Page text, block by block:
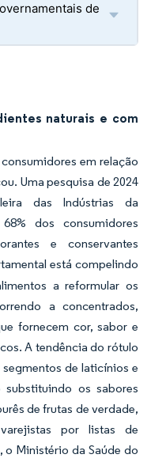
de
naturais e com
em relação
Uma pesquisa de 2024
das Indústrias da
dos consumidores
e conservantes
está compelindo
a reformular os
a concentrados,
fornecem cor, sabor e
A tendência do rótulo
de laticínios e
os sabores
de frutas de verdade,
por listas de
o Ministério da Saúde do